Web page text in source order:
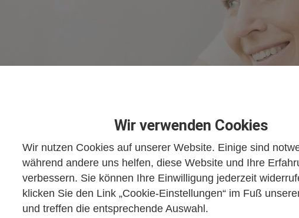
Wir verwenden Cookies
Wir nutzen Cookies auf unserer Website. Einige sind
während andere uns helfen, diese Website und Ihre
verbessern. Sie können Ihre Einwilligung jederzeit
klicken Sie den Link „Cookie-Einstellungen“ im Fuß
und treffen die entsprechende Auswahl.
Integrative Medizin –